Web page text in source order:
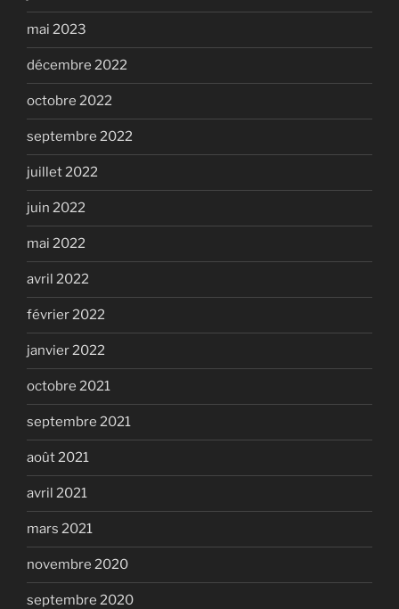
mai 2023
décembre 2022
octobre 2022
septembre 2022
juillet 2022
juin 2022
mai 2022
avril 2022
février 2022
janvier 2022
octobre 2021
septembre 2021
août 2021
avril 2021
mars 2021
novembre 2020
septembre 2020